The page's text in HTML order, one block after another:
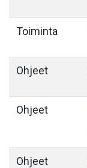
Toiminta
Ohjeet
Ohjeet
Ohjeet